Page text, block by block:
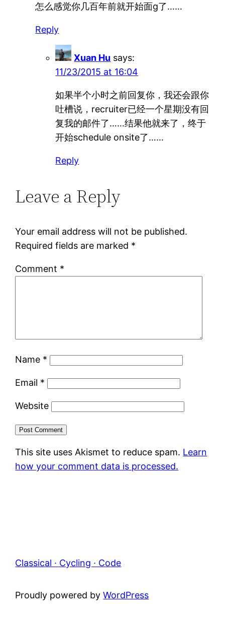
怎么感觉你几百年前就开始面g了……
Reply
Xuan Hu says:
11/23/2015 at 16:04
如果半个小时之前回复你，我还会跟你
吐槽说，recruiter已经一个星期没有回
复我的邮件了……结果他就来了，终于
开始schedule onsite了……
Reply
Leave a Reply
Your email address will not be published.
Required fields are marked *
Comment *
Name *
Email *
Website
This site uses Akismet to reduce spam. Learn
how your comment data is processed.
Classical · Cycling · Code
Proudly powered byWordPress